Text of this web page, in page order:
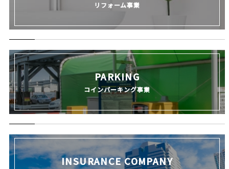
リフォーム事業
PARKING
コインパーキング事業
INSURANCE COMPANY